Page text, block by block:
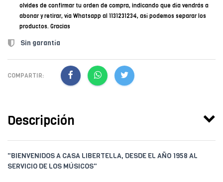
olvides de confirmar tu orden de compra, indicando que día vendrás a
abonar y retirar, vía Whatsapp al 1131231234, así podemos separar los
productos. Gracias
Sin garantía
COMPARTIR:
Descripción
"BIENVENIDOS A CASA LIBERTELLA, DESDE EL AÑO 1958 AL
SERVICIO DE LOS MÚSICOS"